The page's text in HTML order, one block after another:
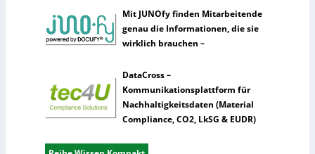
Mit JUNOfy finden Mitarbeitende
genau die Informationen, die sie
wirklich brauchen –
DataCross –
Kommunikationsplattform für
Nachhaltigkeitsdaten (Material
Compliance, CO2, LkSG & EUDR)